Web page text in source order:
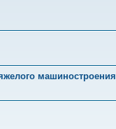
машиностроения